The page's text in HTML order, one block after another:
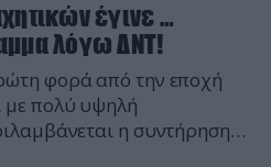
έγινε …
λόγω ΔΝΤ!
φορά από την εποχή
με πολύ υψηλή
η συντήρηση